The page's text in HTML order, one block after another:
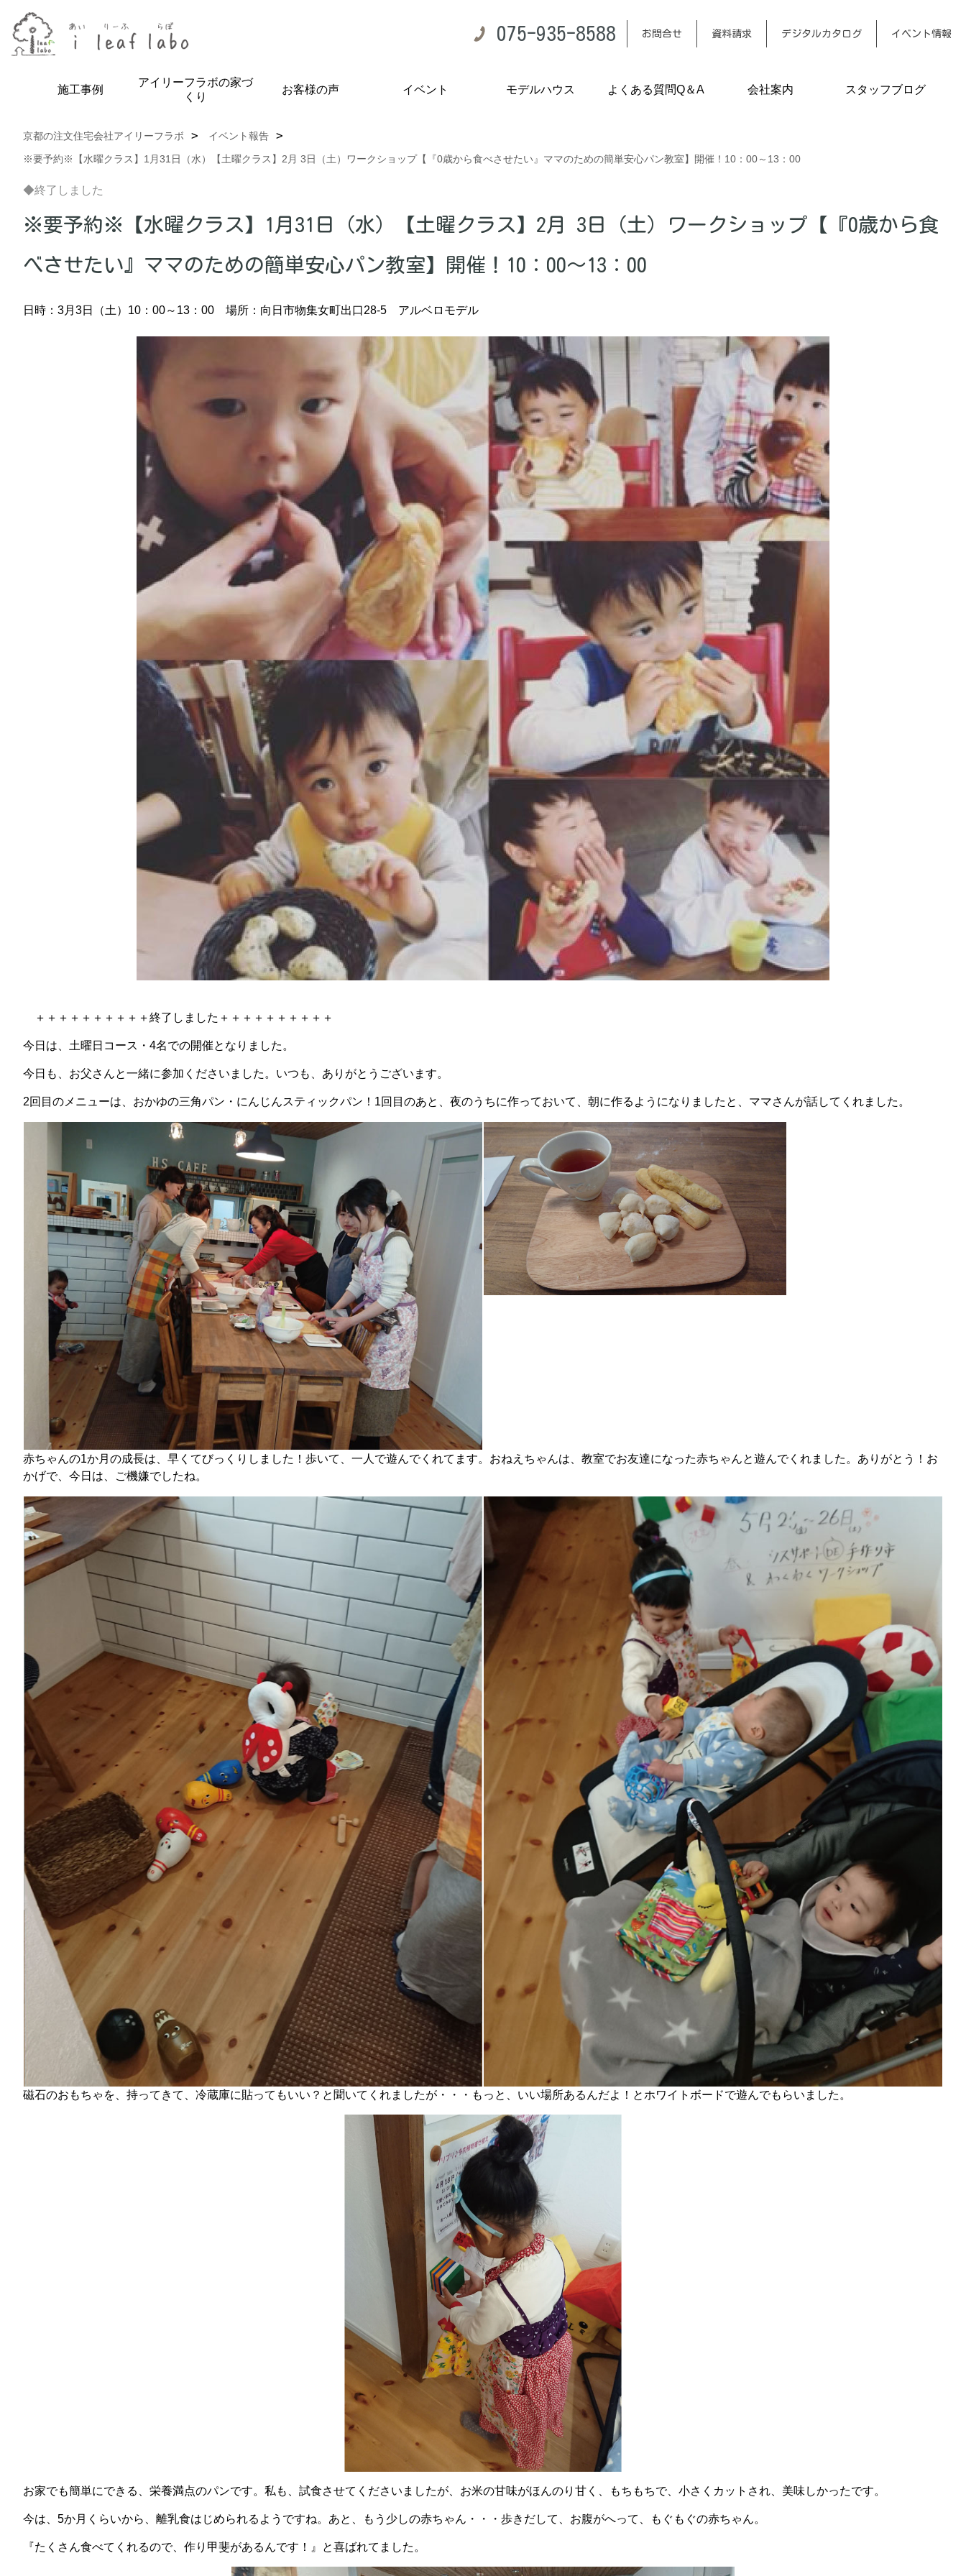
075-935-8588 お問合せ 資料請求 デジタルカタログ イベント情報
施工事例
アイリーフラボの家づ
くり
お客様の声 イベント モデルハウス よくある質問Q＆A 会社案内 スタッフブログ
京都の注文住宅会社アイリーフラボ
イベント報告
※要予約※【水曜クラス】1月31日（水）【土曜クラス】2月 3日（土）ワークショップ【『0歳から食べさせたい』ママのための簡単安心パン教室】開催！10：00～13：00
◆終了しました
※要予約※【水曜クラス】1月31日（水）【土曜クラス】2月 3日（土）ワークショップ【『0歳から食
べさせたい』ママのための簡単安心パン教室】開催！10：00～13：00
日時：3月3日（土）10：00～13：00 場所：向日市物集女町出口28-5 アルベロモデル
＋＋＋＋＋＋＋＋＋＋終了しました＋＋＋＋＋＋＋＋＋＋
今日は、土曜日コース・4名での開催となりました。
今日も、お父さんと一緒に参加くださいました。いつも、ありがとうございます。
2回目のメニューは、おかゆの三角パン・にんじんスティックパン！1回目のあと、夜のうちに作っておいて、朝に作るようになりましたと、ママさんが話してくれました。
赤ちゃんの1か月の成長は、早くてびっくりしました！歩いて、一人で遊んでくれてます。おねえちゃんは、教室でお友達になった赤ちゃんと遊んでくれました。ありがとう！お
かげで、今日は、ご機嫌でしたね。
磁石のおもちゃを、持ってきて、冷蔵庫に貼ってもいい？と聞いてくれましたが・・・もっと、いい場所あるんだよ！とホワイトボードで遊んでもらいました。
お家でも簡単にできる、栄養満点のパンです。私も、試食させてくださいましたが、お米の甘味がほんのり甘く、もちもちで、小さくカットされ、美味しかったです。
今は、5か月くらいから、離乳食はじめられるようですね。あと、もう少しの赤ちゃん・・・歩きだして、お腹がへって、もぐもぐの赤ちゃん。
『たくさん食べてくれるので、作り甲斐があるんです！』と喜ばれてました。